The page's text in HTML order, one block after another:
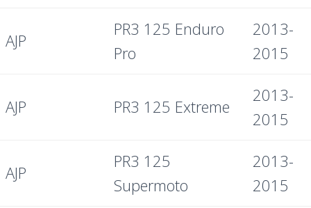
AJP
PR3 125 Enduro
Pro
2013-
2015
AJP PR3 125 Extreme
2013-
2015
AJP
PR3 125
Supermoto
2013-
2015